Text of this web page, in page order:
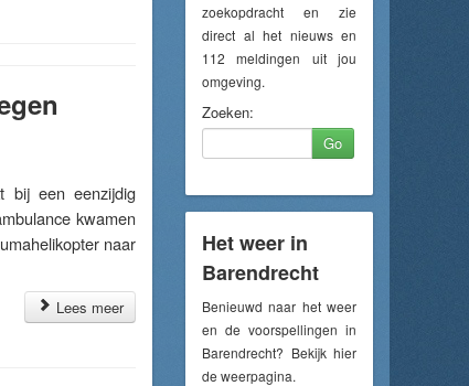
bij een eenzijdig
kwamen
naar
Lees meer
zoekopdracht en zie
direct al het nieuws en
112 meldingen uit jou
omgeving.
Zoeken:
Go
Het weer in
Barendrecht
Benieuwd naar het weer
en de voorspellingen in
Barendrecht? Bekijk hier
de weerpagina.